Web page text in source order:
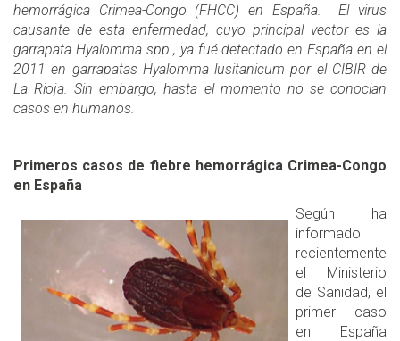
hemorrágica Crimea-Congo (FHCC) en España. El virus
causante de esta enfermedad, cuyo principal vector es la
garrapata Hyalomma spp., ya fué detectado en España en el
2011 en garrapatas Hyalomma lusitanicum por el CIBIR de
La Rioja. Sin embargo, hasta el momento no se conocian
casos en humanos.
Primeros casos de fiebre hemorrágica Crimea-Congo
en España
Según ha
informado
recientemente
el Ministerio
de Sanidad, el
primer caso
en España